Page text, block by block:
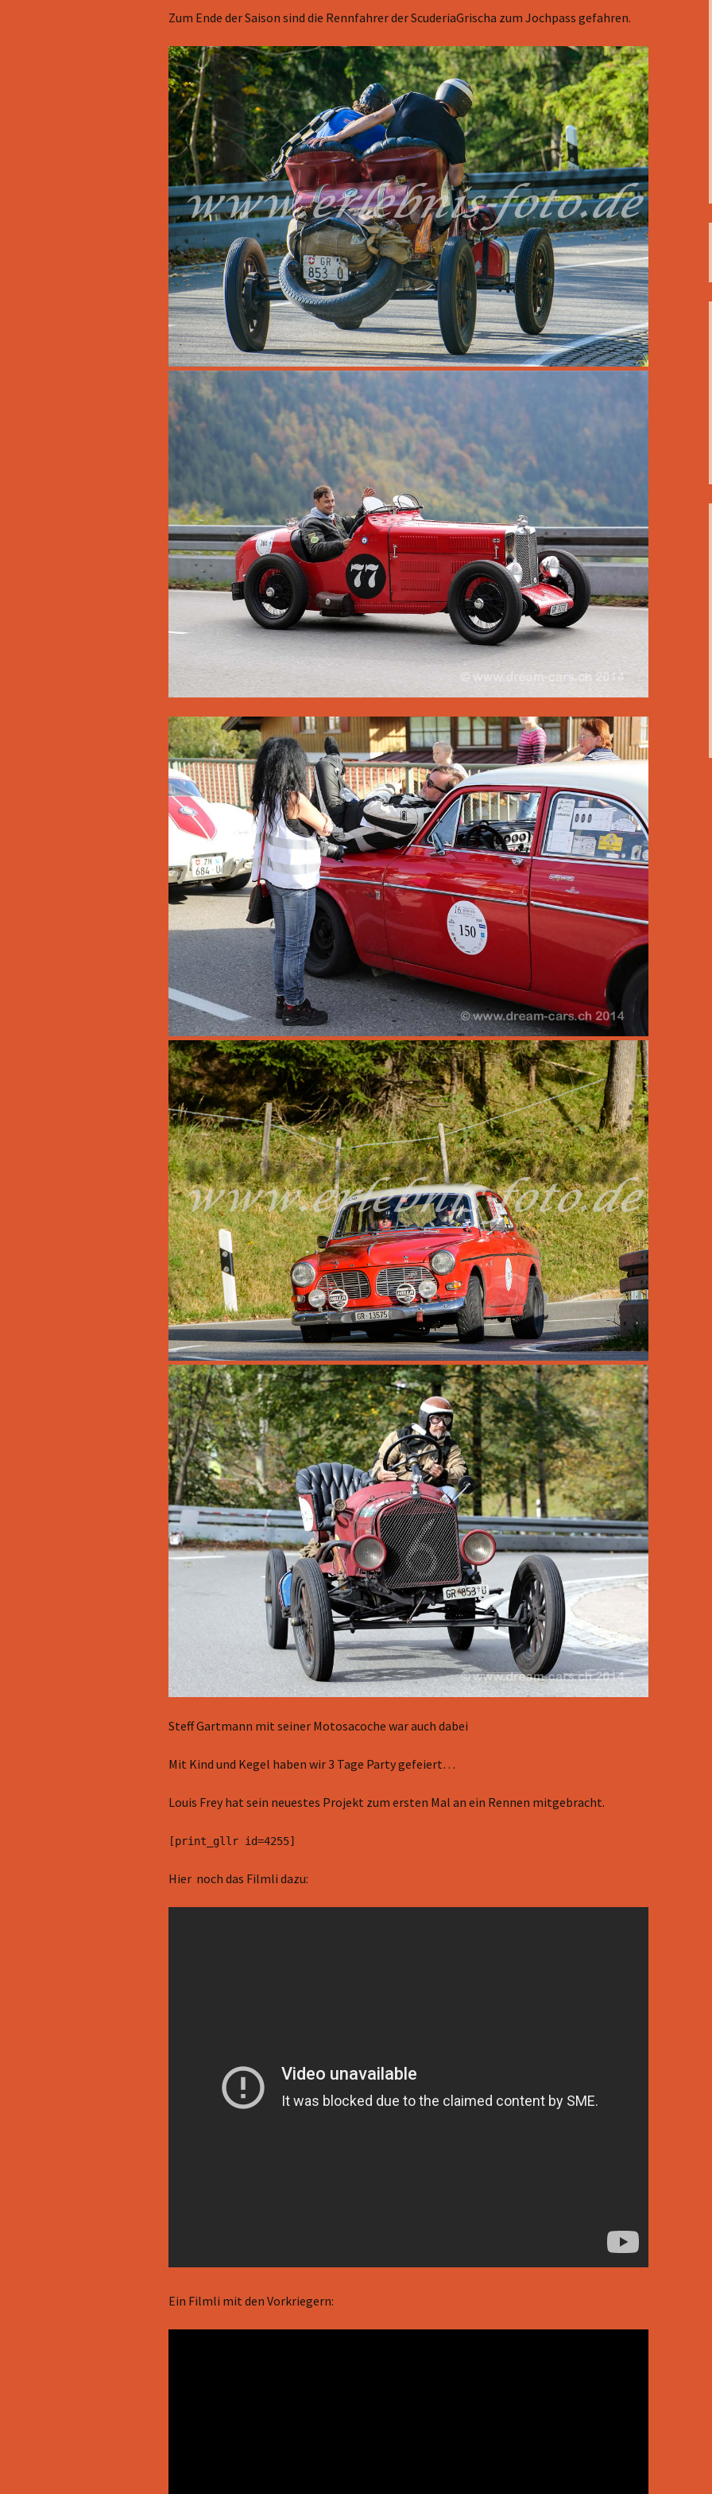
Alpenknattern 2013
Alläu-Orient Rallye 2013
Zum Ende der Saison sind die Rennfahrer der ScuderiaGrischa zum Jochpass gefahren.
Steff Gartmann mit seiner Motosacoche war auch dabei
Mit Kind und Kegel haben wir 3 Tage Party gefeiert…
Louis Frey hat sein neuestes Projekt zum ersten Mal an ein Rennen mitgebracht.
[print_gllr id=4255]
Hier noch das Filmli dazu:
Ein Filmli mit den Vorkriegern: